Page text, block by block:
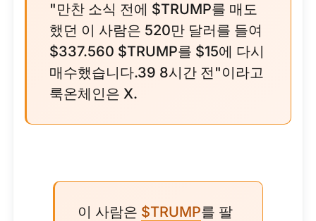
"만찬 소식 전에 $TRUMP를 매도
했던 이 사람은 520만 달러를 들여
$337.560 $TRUMP를 $15에 다시
매수했습니다.39 8시간 전"이라고
룩온체인은 X.
이 사람은 $TRUMP를 팔